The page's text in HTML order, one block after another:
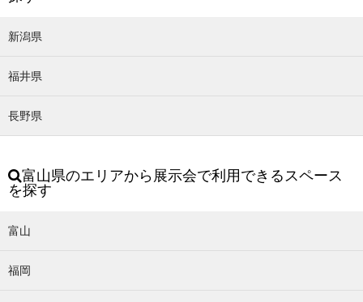
新潟県
福井県
長野県
富山県のエリアから展示会で利用できるスペース
を探す
富山
福岡